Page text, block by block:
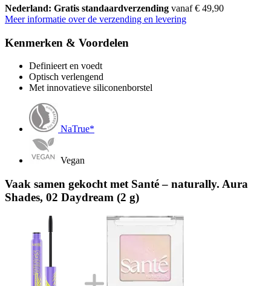
Nederland: Gratis standaardverzending vanaf € 49,90
Meer informatie over de verzending en levering
Kenmerken & Voordelen
Definieert en voedt
Optisch verlengend
Met innovatieve siliconenborstel
NaTrue*
Vegan
Vaak samen gekocht met Santé – naturally. Aura
Shades, 02 Daydream (2 g)